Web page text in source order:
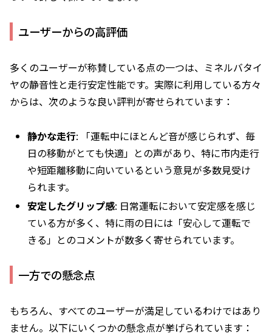
ユーザーからの高評価
多くのユーザーが称賛している点の一つは、ミネルバタイ
ヤの静音性と走行安定性能です。実際に利用している方々
からは、次のような良い評判が寄せられています：
静かな走行: 「運転中にほとんど音が感じられず、毎
日の移動がとても快適」との声があり、特に市内走行
や短距離移動に向いているという意見が多数見受け
られます。
安定したグリップ感: 日常運転において安定感を感じ
ている方が多く、特に雨の日には「安心して運転で
きる」とのコメントが数多く寄せられています。
一方での懸念点
もちろん、すべてのユーザーが満足しているわけではあり
ません。以下にいくつかの懸念点が挙げられています：